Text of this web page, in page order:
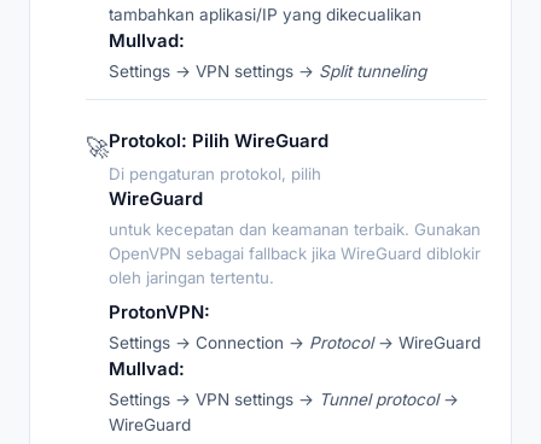
tambahkan aplikasi/IP yang dikecualikan
Mullvad:
Settings → VPN settings → Split tunneling
🚀Protokol: Pilih WireGuard
Di pengaturan protokol, pilih
WireGuard
untuk kecepatan dan keamanan terbaik. Gunakan
OpenVPN sebagai fallback jika WireGuard diblokir
oleh jaringan tertentu.
ProtonVPN:
Settings → Connection → Protocol→ WireGuard
Mullvad:
Settings → VPN settings → Tunnel protocol→
WireGuard